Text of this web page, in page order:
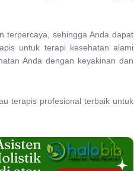
terpercaya, sehingga Anda dapat
untuk terapi kesehatan alami
Anda dengan keyakinan dan
terapis profesional terbaik untuk